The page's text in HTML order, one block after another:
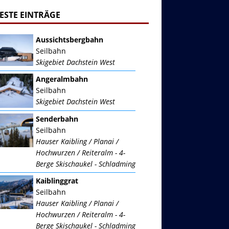
EINTRÄGE
Aussichtsbergbahn
Seilbahn
Skigebiet Dachstein West
Angeralmbahn
Seilbahn
Skigebiet Dachstein West
Senderbahn
Seilbahn
Hauser Kaibling / Planai /
Hochwurzen / Reiteralm - 4-
Berge Skischaukel - Schladming
Kaiblinggrat
Seilbahn
Hauser Kaibling / Planai /
Hochwurzen / Reiteralm - 4-
Berge Skischaukel - Schladming